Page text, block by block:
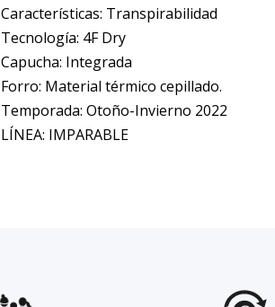
Características: Transpirabilidad
Tecnología: 4F Dry
Capucha: Integrada
Forro: Material térmico cepillado.
Temporada: Otoño-Invierno 2022
LÍNEA: IMPARABLE